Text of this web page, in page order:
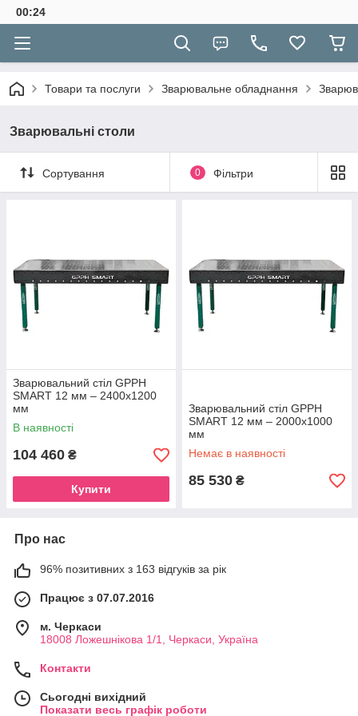
00:24
Товари та послуги Зварювальне обладнання
Зварювальні столи
Сортування 0 Фільтри
Зварювальний стіл GPPH
SMART 12 мм – 2400х1200
мм
В наявності
104 460 ₴
Купити
Зварювальний стіл GPPH
SMART 12 мм – 2000x1000
мм
Немає в наявності
85 530 ₴
Про нас
96% позитивних з 163 відгуків за рік
Працює з 07.07.2016
м. Черкаси
18008 Ложешнікова 1/1, Черкаси, Україна
Контакти
Сьогодні вихідний
Показати весь графік роботи